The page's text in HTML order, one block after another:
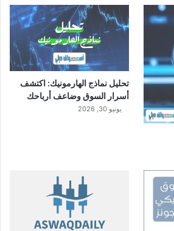
تحليل نماذج الهارمونيك: اكتشف
أسرار السوق وضاعف أرباحك
يونيو 30, 2026